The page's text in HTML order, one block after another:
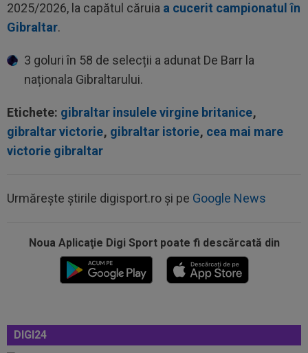
2025/2026, la capătul căruia a cucerit campionatul în
Gibraltar.
3 goluri în 58 de selecții a adunat De Barr la
naționala Gibraltarului.
Etichete: gibraltar insulele virgine britanice,
gibraltar victorie, gibraltar istorie, cea mai mare
victorie gibraltar
Urmărește știrile digisport.ro și pe Google News
Noua Aplicaţie Digi Sport poate fi descărcată din
DIGI24
12:15
Mircea Rednic, anunț despre revenirea în
antrenorat! + Ce a spus despre FCSB...
EXCLUSIV
”Ce fotbaliști din SuperLigă îți
11:50
Gata! Dorit în Turcia, Hakan Calhanoglu a făcut
anunțul